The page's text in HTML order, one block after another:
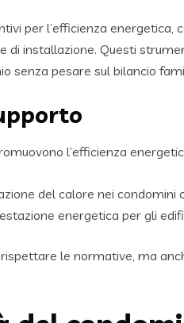
per l’efficienza energetica,
di installazione. Questi
senza pesare sul bilancio
l’efficienza
del calore nei
energetica per gli
le normative, ma